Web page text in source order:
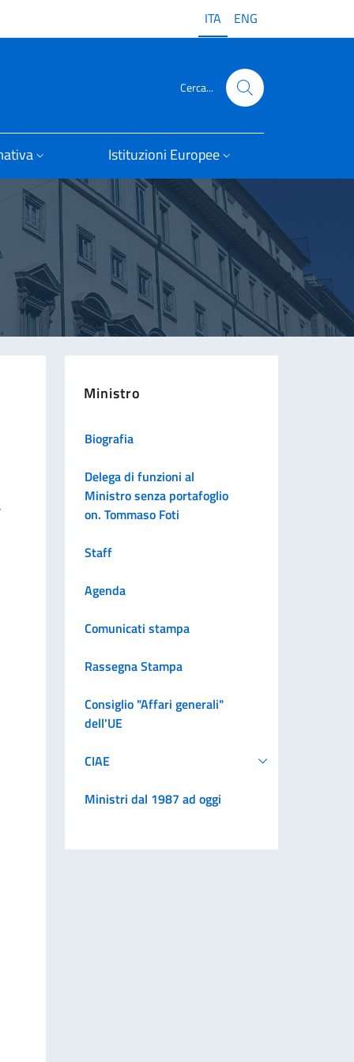
ITA ENG
Cerca...
Istituzioni Europee
Ministro
Biografia
Delega di funzioni al
Ministro senza portafoglio
on. Tommaso Foti
Staff
Agenda
Comunicati stampa
Rassegna Stampa
Consiglio "Affari generali"
dell'UE
CIAE
Ministri dal 1987 ad oggi